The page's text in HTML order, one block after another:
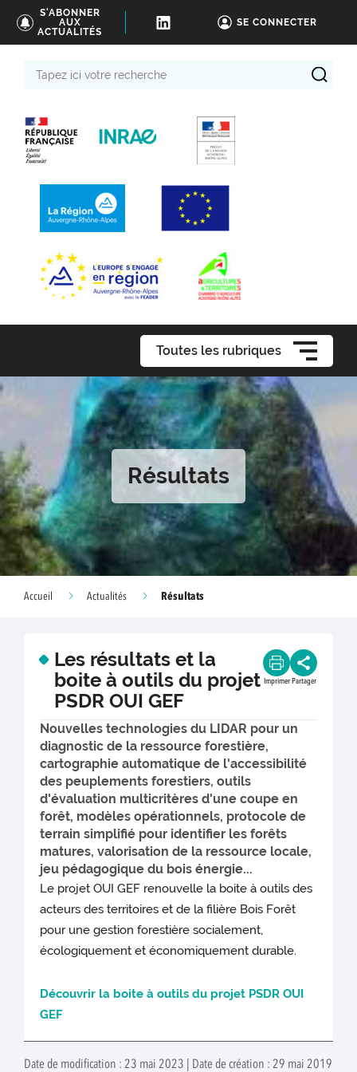
S'ABONNER
AUX
ACTUALITÉS
SE CONNECTER
Toutes les rubriques
Résultats
Accueil Actualités Résultats
Les résultats et la
boite à outils du projet
PSDR OUI GEF
Imprimer Partager
Nouvelles technologies du LIDAR pour un
diagnostic de la ressource forestière,
cartographie automatique de l'accessibilité
des peuplements forestiers, outils
d'évaluation multicritères d'une coupe en
forêt, modèles opérationnels, protocole de
terrain simplifié pour identifier les forêts
matures, valorisation de la ressource locale,
jeu pédagogique du bois énergie...
Le projet OUI GEF renouvelle la boite à outils des
acteurs des territoires et de la filière Bois Forêt
pour une gestion forestière socialement,
écologiquement et économiquement durable.
Découvrir la boite à outils du projet PSDR OUI
GEF
Date de modification : 23 mai 2023 | Date de création : 29 mai 2019